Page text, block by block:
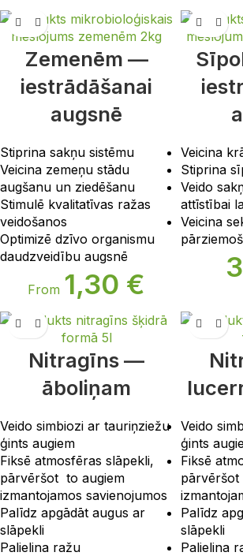
Zemenēm —
iestrādāšanai
augsnē
Stiprina sakņu sistēmu
Veicina zemeņu stādu
augšanu un ziedēšanu
Stimulē kvalitatīvas ražas
veidošanos
Optimizē dzīvo organismu
daudzveidību augsnē
From 1,30 €
Veicina
Stiprina
Veido
attīstībai
Veicina
Nitragīns —
āboliņam
Veido simbiozi ar tauriņziežu
ģints augiem
Fiksē atmosfēras slāpekli,
pārvēršot to augiem
izmantojamos savienojumos
Palīdz apgādāt augus ar
slāpekli
Palielina ražu
Veido
ģints
Fiksē
Palīdz
slāpekli
Palielina